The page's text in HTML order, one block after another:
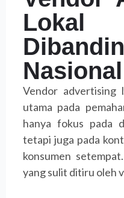
Lokal
Nasional
Vendor advertising
utama pada
hanya fokus pada
tetapi juga pada
konsumen
yang sulit ditiru oleh